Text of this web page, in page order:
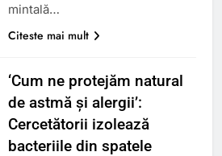
mintală…
Citeste mai mult
‘Cum ne protejăm natural
de astmă și alergii’:
Cercetătorii izolează
bacteriile din spatele